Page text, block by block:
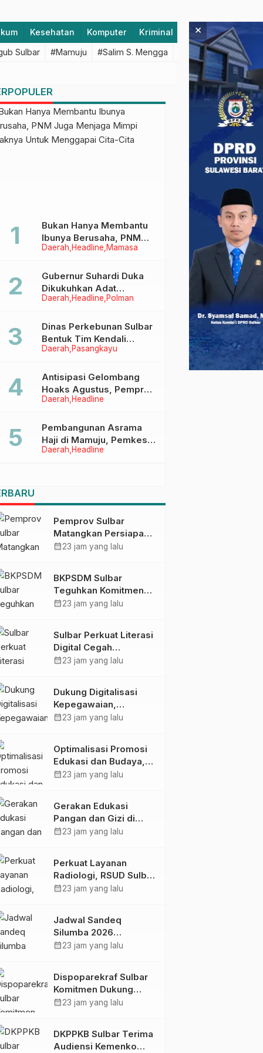
Kesehatan Komputer Kriminal Lifestyle
Sulbar #Mamuju #Salim S. Mengga #featured #Polda
Daerah Headline Mamasa
Bukan Hanya Membantu
Ibunya Berusaha, PNM
Juga Menjaga Mimpi
Menggapai Cita-Cita
Daerah Headline Polman
Gubernur Suhardi Duka
Dikukuhkan Adat
Balanipa, Raih Gelar Sulo
Daerah Pasangkayu
Dinas Perkebunan Sulbar
Bentuk Tim Kendali
Internal ICS untuk Dukung
di Pasangkayu
Daerah Headline
Antisipasi Gelombang
Hoaks Agustus, Pemprov
Sulbar Ajak Warga Jaga
Daerah Headline
Pembangunan Asrama
Haji di Mamuju, Pemkesra
dan Kementerian Haji
Pemprov Sulbar
Matangkan Persiapan
HUT Ke-81 RI, Puncak
calendar_month23 jam yang lalu
BKPSDM Sulbar
Teguhkan Komitmen
Pengembangan
Penandatanganan
Perjanjian Tugas
Belajar 2026
calendar_month23 jam yang lalu
Sulbar Perkuat Literasi
Digital Cegah
Kejahatan Love
calendar_month23 jam yang lalu
Dukung Digitalisasi
Kepegawaian,
DPMPTSP Sulbar Siap
calendar_month23 jam yang lalu
Optimalisasi Promosi
Edukasi dan Budaya,
Anjungan Provinsi
Bersama Sky World
TMII
calendar_month23 jam yang lalu
Gerakan Edukasi
Pangan dan Gizi di
Mamasa: Tingkatkan
dalam Pemenuhan Gizi
calendar_month23 jam yang lalu
Perkuat Layanan
Radiologi, RSUD Sulbar
Sambut Kembali dr. Iis
calendar_month23 jam yang lalu
Jadwal Sandeq
Silumba 2026
Disesuaikan,
Tetap Dimatangkan
calendar_month23 jam yang lalu
Dispoparekraf Sulbar
Komitmen Dukung
Penyusunan RAD
calendar_month23 jam yang lalu
DKPPKB Sulbar Terima
Audiensi Kemenko
×